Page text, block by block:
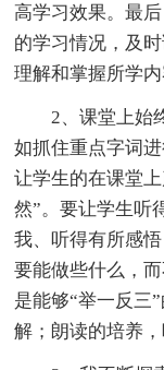
高学习效果。最
的学习情况，及
理解和掌握所学内
2、课堂上始终
如抓住重点字词
让学生的在课堂
然”。要让学生听
我、听得有所感
要能做些什么，
是能够“举一反三
解；朗读的培养